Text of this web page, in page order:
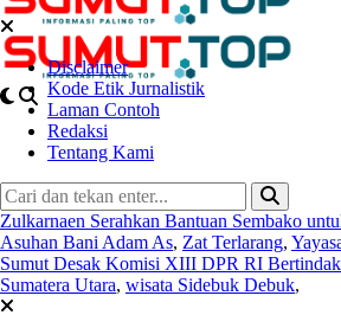
Disclaimer
Kode Etik Jurnalistik
Laman Contoh
Redaksi
Tentang Kami
Zulkarnaen Serahkan Bantuan Sembako
Asuhan Bani Adam As, Zat Terlarang,
Sumut Desak Komisi XIII DPR RI Bertindak
Sumatera Utara, wisata Sidebuk Debuk,